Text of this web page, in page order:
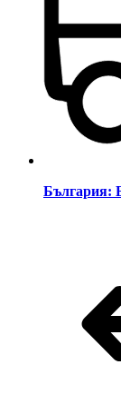
България: